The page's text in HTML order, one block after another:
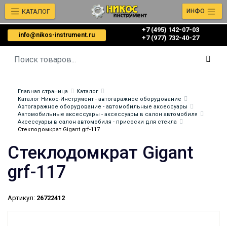
info@nikos-instrument.ru
+7 (495) 142-07-03
‎‎+7 (977) 732-40-27
КАТАЛОГ ИНФО
Главная страница
Каталог
Каталог Никос-Инструмент - автогаражное оборудование
Автогаражное оборудование - автомобильные аксессуары
Автомобильные аксессуары - аксессуары в салон автомобиля
Аксессуары в салон автомобиля - присоски для стекла
Стеклодомкрат Gigant grf-117
Стеклодомкрат Gigant
grf-117
Артикул: 26722412